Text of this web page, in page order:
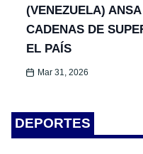
(VENEZUELA)
CADENAS DE
EL PAÍS
Mar 31, 2026
DEPORTES